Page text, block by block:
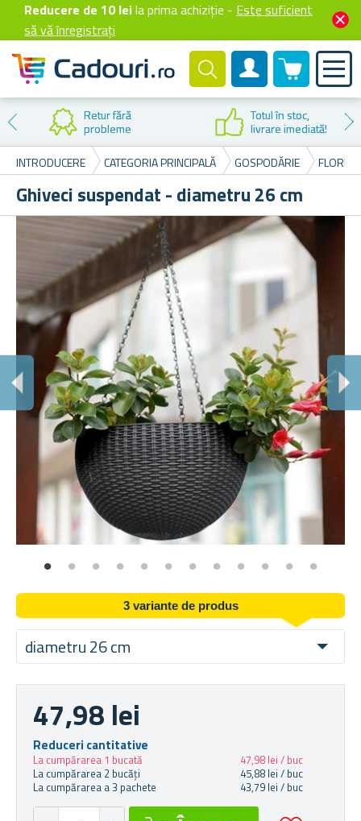
Reducere de 10 leila prima achiziție - Este suficient
să vă înregistrați
Cont client
0 produselor
Retur fără
probleme
Totul în stoc,
livrare imediată!
INTRODUCERE
CATEGORIA PRINCIPALĂ GOSPODĂRIE FLORI
Ghiveci suspendat - diametru 26 cm
3 variante de produs
diametru 26 cm
47,98 lei
Reduceri cantitative
La cumpărarea 1 bucată
47,98 lei / buc
La cumpărarea 2 bucăți
45,88 lei / buc
La cumpărarea a 3 pachete
43,79 lei / buc